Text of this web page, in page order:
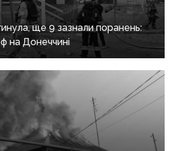
ще 9 зазнали поранень:
на Донеччині